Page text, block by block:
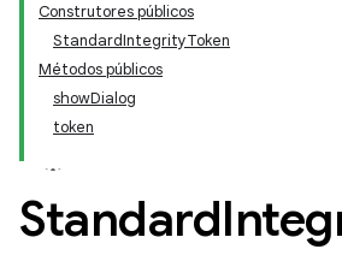
Construtores públicos
StandardIntegrityToken
Métodos públicos
showDialog
token
Standard